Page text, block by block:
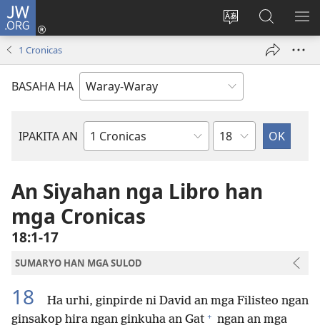
JW.ORG
Balyui
yinaknan
an
site
Pag-
log
new
Pamiling
ha
JW.ORG
1 Cronicas
BASAHA HA
IPAKITA AN
Libro
Biblia
Kapitulo
An Siyahan nga Libro han
mga Cronicas
18:1-17
SUMARYO HAN MGA SULOD
18
Ha urhi, ginpirde ni David an mga Filisteo ngan
ginsakop hira ngan ginkuha an Gat + ngan an mga